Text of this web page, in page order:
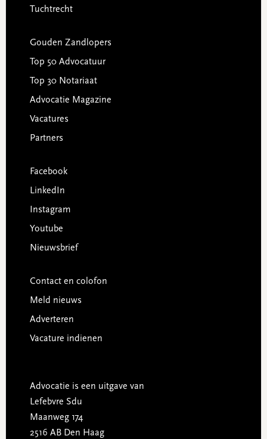
Tuchtrecht
Gouden Zandlopers
Top 50 Advocatuur
Top 30 Notariaat
Advocatie Magazine
Vacatures
Partners
Facebook
LinkedIn
Instagram
Youtube
Nieuwsbrief
Contact en colofon
Meld nieuws
Adverteren
Vacature indienen
Advocatie is een uitgave van
Lefebvre Sdu
Maanweg 174
2516 AB Den Haag